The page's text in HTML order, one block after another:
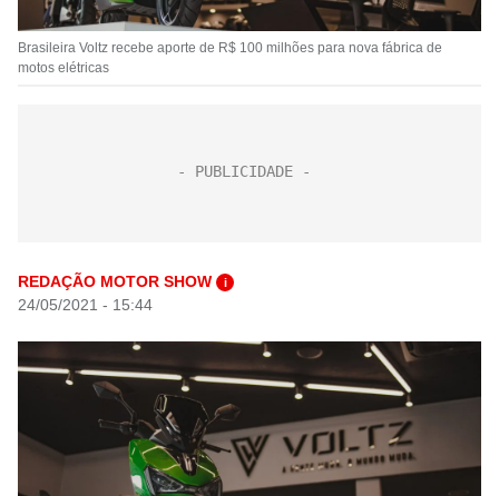
Brasileira Voltz recebe aporte de R$ 100 milhões para nova fábrica de
motos elétricas
REDAÇÃO MOTOR SHOW i
24/05/2021 - 15:44